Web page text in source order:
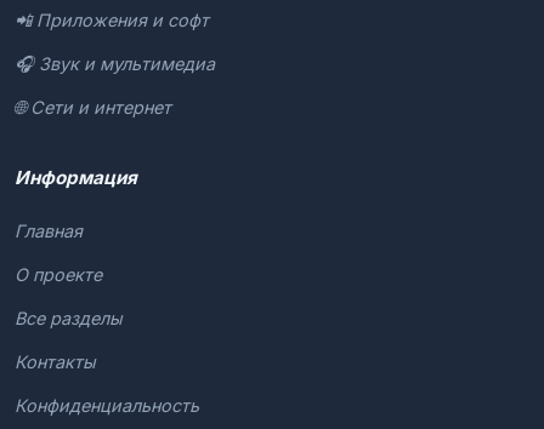
📲 Приложения и софт
🎧 Звук и мультимедиа
🌐 Сети и интернет
Информация
Главная
О проекте
Все разделы
Контакты
Конфиденциальность